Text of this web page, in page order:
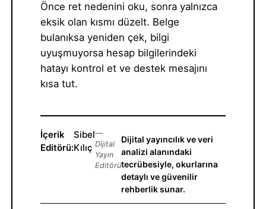
Önce ret nedenini oku, sonra yalnızca
eksik olan kısmı düzelt. Belge
bulanıksa yeniden çek, bilgi
uyuşmuyorsa hesap bilgilerindeki
hatayı kontrol et ve destek mesajını
kısa tut.
İçerik
Editörü:
Sibel
Kılıç
—
Dijital
Yayın
Editörü
Dijital yayıncılık ve veri
analizi alanındaki
tecrübesiyle, okurlarına
detaylı ve güvenilir
rehberlik sunar.